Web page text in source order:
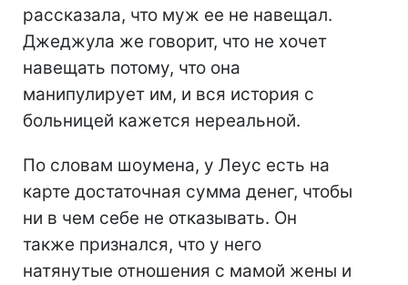
рассказала, что муж ее не навещал.
Джеджула же говорит, что не хочет
навещать потому, что она
манипулирует им, и вся история с
больницей кажется нереальной.
По словам шоумена, у Леус есть на
карте достаточная сумма денег, чтобы
ни в чем себе не отказывать. Он
также признался, что у него
натянутые отношения с мамой жены и